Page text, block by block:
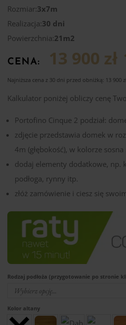
Rozmiar:3x7m
Realizacja:30 dni
Powierzchnia:21m2
CENA: 13 900 zł
Najniższa cena z 30 dni przed obniżką: 13 900 zł
Kalkulator poniżej obliczy cenę
Portofino Cinque 2 podział:
zdjęcie przedstawia domek w
4m (głębokość), w kolorze
dodaj elementy dodatkowe, np.
podłoga, rynny itp.
złóż zamówienie i ciesz się
Rodzaj podłoża (przygotowanie po stronie
Kolor altany